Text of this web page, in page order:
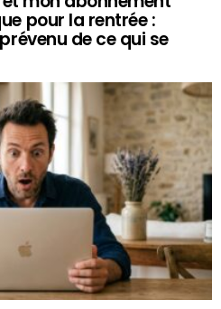
pour la rentrée :
de ce qui se